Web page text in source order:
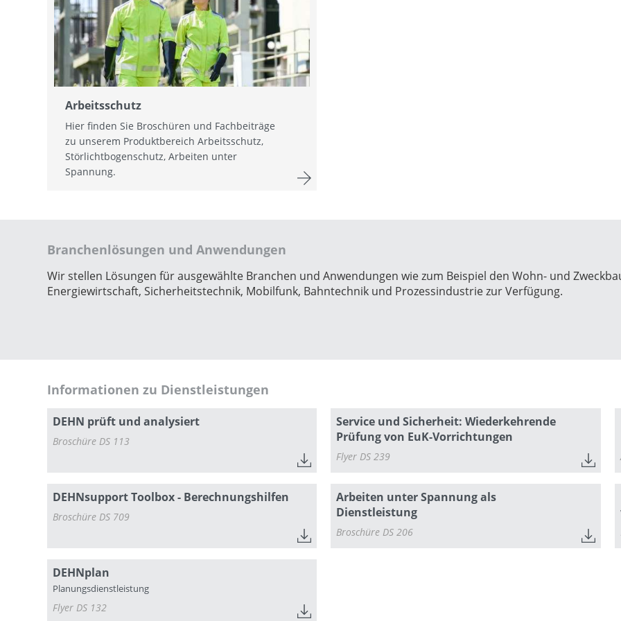
Arbeitsschutz
Hier finden Sie Broschüren und Fachbeiträge
zu unserem Produktbereich Arbeitsschutz,
Störlichtbogenschutz, Arbeiten unter
Spannung.
Branchenlösungen und Anwendungen
Wir stellen Lösungen für ausgewählte Branchen und Anwendungen wie zum Beispiel den Wohn- und
Energiewirtschaft, Sicherheitstechnik, Mobilfunk, Bahntechnik und Prozessindustrie zur Verfügung.
Informationen zu Dienstleistungen
DEHN prüft und analysiert
Broschüre DS 113
Service und Sicherheit: Wiederkehrende
Prüfung von EuK-Vorrichtungen
Flyer DS 239
DEHNsupport Toolbox - Berechnungshilfen
Broschüre DS 709
Arbeiten unter Spannung als
Dienstleistung
Broschüre DS 206
DEHNplan
Planungsdienstleistung
Flyer DS 132